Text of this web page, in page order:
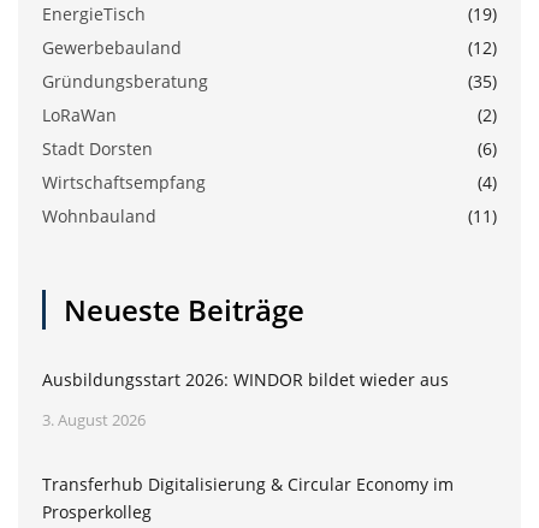
EnergieTisch
(19)
Gewerbebauland
(12)
Gründungsberatung
(35)
LoRaWan
(2)
Stadt Dorsten
(6)
Wirtschaftsempfang
(4)
Wohnbauland
(11)
Neueste Beiträge
Ausbildungsstart 2026: WINDOR bildet wieder aus
3. August 2026
Transferhub Digitalisierung & Circular Economy im
Prosperkolleg